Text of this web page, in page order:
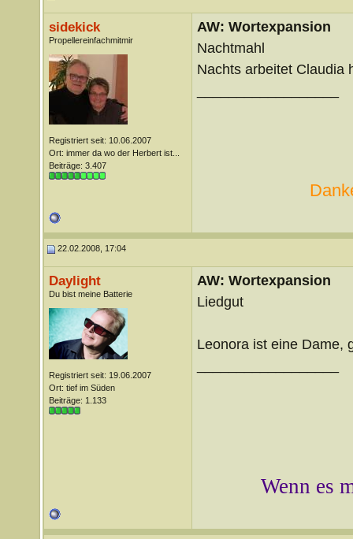
sidekick
Propellereinfachmitmir
Registriert seit: 10.06.2007
Ort: immer da wo der Herbert ist...
Beiträge: 3.407
AW: Wortexpansion
Nachtmahl
Nachts arbeitet Claudia
22.02.2008, 17:04
Daylight
Du bist meine Batterie
Registriert seit: 19.06.2007
Ort: tief im Süden
Beiträge: 1.133
AW: Wortexpansion
Liedgut
Leonora ist eine Dame,
Wenn es